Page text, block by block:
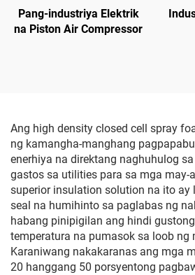
Pang-industriya Elektrik
na Piston Air Compressor
Ang high density closed cell spray
ng kamangha-manghang
enerhiya na direktang naghuhulog
gastos sa utilities para sa mga may-
superior insulation solution na ito
seal na humihinto sa paglabas ng
habang pinipigilan ang hindi
temperatura na pumasok sa loob ng
Karaniwang nakakaranas ang mga
20 hanggang 50 porsyentong